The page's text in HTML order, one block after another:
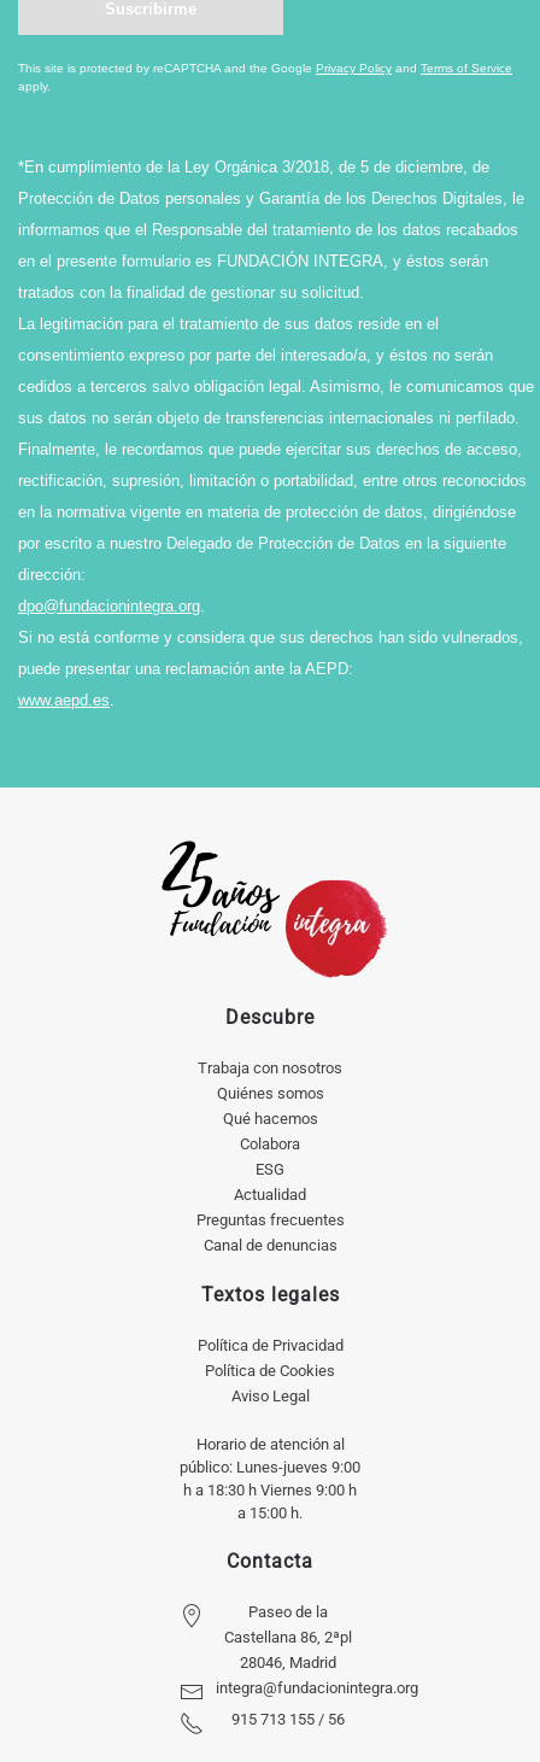
This site is protected by reCAPTCHA and the Google Privacy Policy and Terms of Service
apply.
*En cumplimiento de la Ley Orgánica 3/2018, de 5 de diciembre, de
Protección de Datos personales y Garantía de los Derechos Digitales, le
informamos que el Responsable del tratamiento de los datos recabados
en el presente formulario es FUNDACIÓN INTEGRA, y éstos serán
tratados con la finalidad de gestionar su solicitud.
La legitimación para el tratamiento de sus datos reside en el
consentimiento expreso por parte del interesado/a, y éstos no serán
cedidos a terceros salvo obligación legal. Asimismo, le comunicamos que
sus datos no serán objeto de transferencias internacionales ni perfilado.
Finalmente, le recordamos que puede ejercitar sus derechos de acceso,
rectificación, supresión, limitación o portabilidad, entre otros reconocidos
en la normativa vigente en materia de protección de datos, dirigiéndose
por escrito a nuestro Delegado de Protección de Datos en la siguiente
dirección:
dpo@fundacionintegra.org.
Si no está conforme y considera que sus derechos han sido vulnerados,
puede presentar una reclamación ante la AEPD:
www.aepd.es.
Descubre
Trabaja con nosotros
Quiénes somos
Qué hacemos
Colabora
ESG
Actualidad
Preguntas frecuentes
Canal de denuncias
Textos legales
Política de Privacidad
Política de Cookies
Aviso Legal
Horario de atención al
público: Lunes-jueves 9:00
h a 18:30 h Viernes 9:00 h
a 15:00 h.
Contacta
Paseo de la
Castellana 86, 2ªpl
28046, Madrid
integra@fundacionintegra.org
915 713 155 / 56